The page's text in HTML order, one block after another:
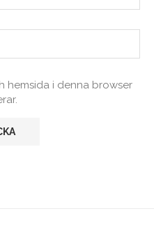
hemsida i denna browser